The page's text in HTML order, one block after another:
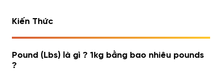
Kiến Thức
Pound (Lbs) là gì ? 1kg bằng bao nhiêu pounds
?